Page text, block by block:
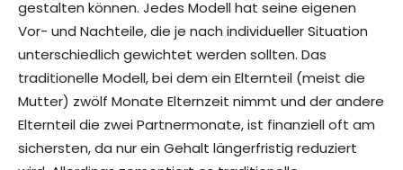
gestalten können. Jedes Modell hat seine eigenen
Vor- und Nachteile, die je nach individueller Situation
unterschiedlich gewichtet werden sollten. Das
traditionelle Modell, bei dem ein Elternteil (meist die
Mutter) zwölf Monate Elternzeit nimmt und der andere
Elternteil die zwei Partnermonate, ist finanziell oft am
sichersten, da nur ein Gehalt längerfristig reduziert